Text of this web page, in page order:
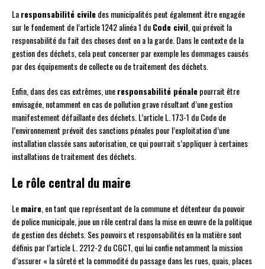
Laresponsabilité civiledes municipalités peut également être engagée
sur le fondement de l’article 1242 alinéa 1 duCode civil , qui prévoit la
responsabilité du fait des choses dont on a la garde. Dans le contexte de la
gestion des déchets, cela peut concerner par exemple les dommages causés
par des équipements de collecte ou de traitement des déchets.
Enfin, dans des cas extrêmes, uneresponsabilité pénalepourrait être
envisagée, notamment en cas de pollution grave résultant d’une gestion
manifestement défaillante des déchets. L’article L. 173-1 du Code de
l’environnement prévoit des sanctions pénales pour l’exploitation d’une
installation classée sans autorisation, ce qui pourrait s’appliquer à certaines
installations de traitement des déchets.
Le rôle central du maire
Lemaire , en tant que représentant de la commune et détenteur du pouvoir
de police municipale, joue un rôle central dans la mise en œuvre de la politique
de gestion des déchets. Ses pouvoirs et responsabilités en la matière sont
définis par l’article L. 2212-2 du CGCT, qui lui confie notamment la mission
d’assurer « la sûreté et la commodité du passage dans les rues, quais, places